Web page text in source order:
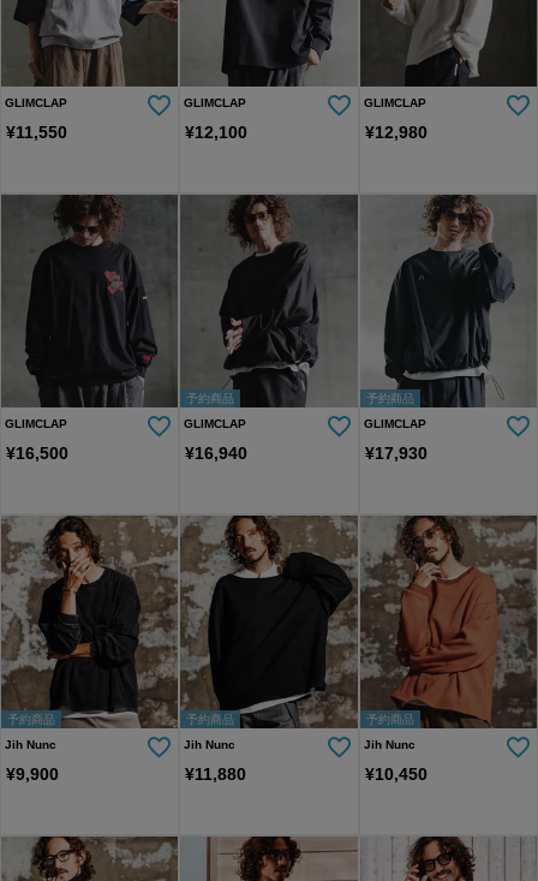
GLIMCLAP
¥11,550
GLIMCLAP
¥12,100
GLIMCLAP
¥12,980
GLIMCLAP
¥16,500
予約商品
GLIMCLAP
¥16,940
予約商品
GLIMCLAP
¥17,930
予約商品
Jih Nunc
¥9,900
予約商品
Jih Nunc
¥11,880
予約商品
Jih Nunc
¥10,450